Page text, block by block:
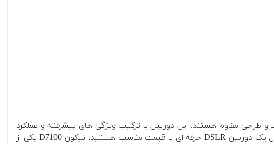
و طراحی مقاوم هستند. این دوربین با ترکیب ویژگی های پیشرفته و عملکرد
قابل اعتماد، انتخابی مناسب برای عکاسی طبیعت، حیات وحش، پرتره و حتی فیلمبرداری به شمار می رود. اگر به دنبال یک دوربین DSLR حرفه ای با قیمت مناسب هستید، نیکون D7100 یکی از